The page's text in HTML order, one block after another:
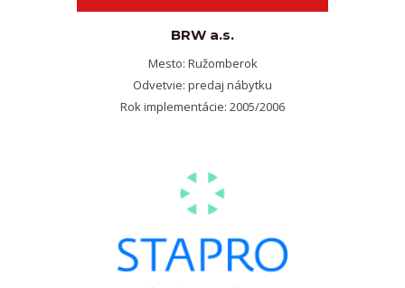
BRW a.s.
Mesto: Ružomberok
Odvetvie: predaj nábytku
Rok implementácie: 2005/2006